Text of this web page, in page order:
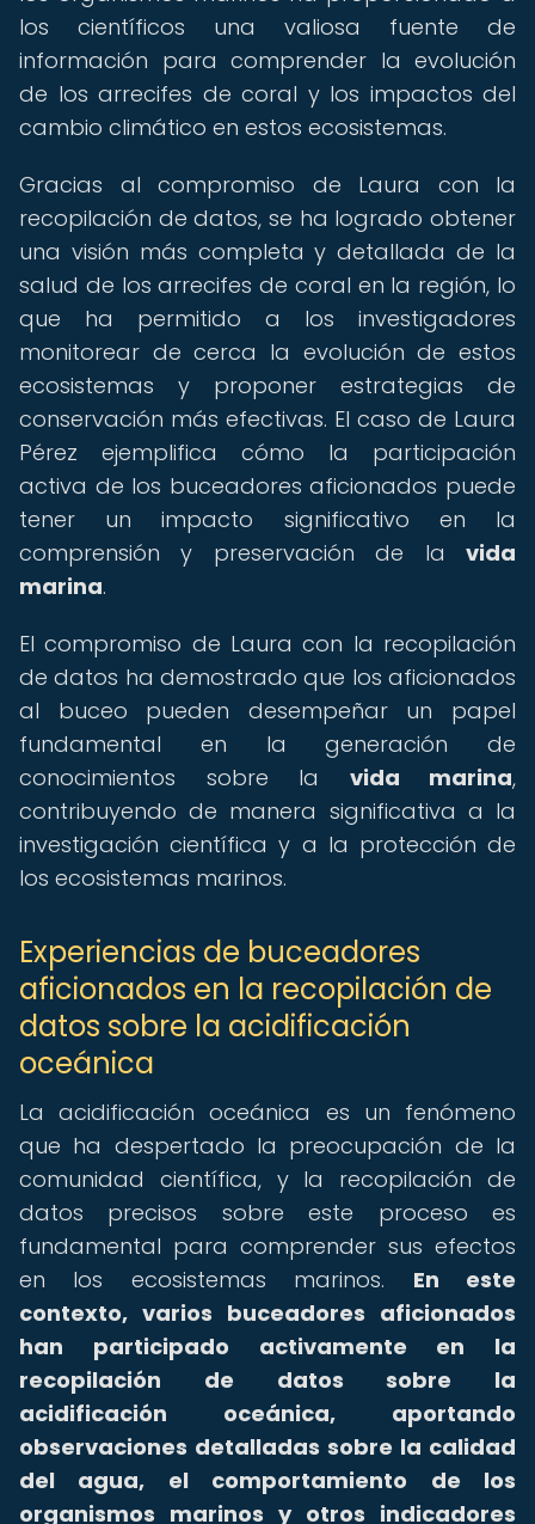
los científicos una valiosa fuente de
información para comprender la evolución
de los arrecifes de coral y los impactos del
cambio climático en estos ecosistemas.
Gracias al compromiso de Laura con la
recopilación de datos, se ha logrado obtener
una visión más completa y detallada de la
salud de los arrecifes de coral en la región, lo
que ha permitido a los investigadores
monitorear de cerca la evolución de estos
ecosistemas y proponer estrategias de
conservación más efectivas. El caso de Laura
Pérez ejemplifica cómo la participación
activa de los buceadores aficionados puede
tener un impacto significativo en la
comprensión y preservación de la vida
marina.
El compromiso de Laura con la recopilación
de datos ha demostrado que los aficionados
al buceo pueden desempeñar un papel
fundamental en la generación de
conocimientos sobre la vida marina,
contribuyendo de manera significativa a la
investigación científica y a la protección de
los ecosistemas marinos.
Experiencias de buceadores
aficionados en la recopilación de
datos sobre la acidificación
oceánica
La acidificación oceánica es un fenómeno
que ha despertado la preocupación de la
comunidad científica, y la recopilación de
datos precisos sobre este proceso es
fundamental para comprender sus efectos
en los ecosistemas marinos. En este
contexto, varios buceadores aficionados
han participado activamente en la
recopilación de datos sobre la
acidificación oceánica, aportando
observaciones detalladas sobre la calidad
del agua, el comportamiento de los
organismos marinos y otros indicadores